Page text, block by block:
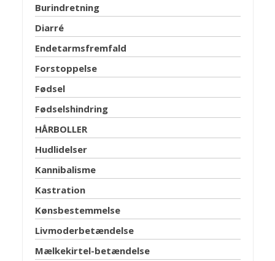
Burindretning
Diarré
Endetarmsfremfald
Forstoppelse
Fødsel
Fødselshindring
HÅRBOLLER
Hudlidelser
Kannibalisme
Kastration
Kønsbestemmelse
Livmoderbetændelse
Mælkekirtel-betændelse